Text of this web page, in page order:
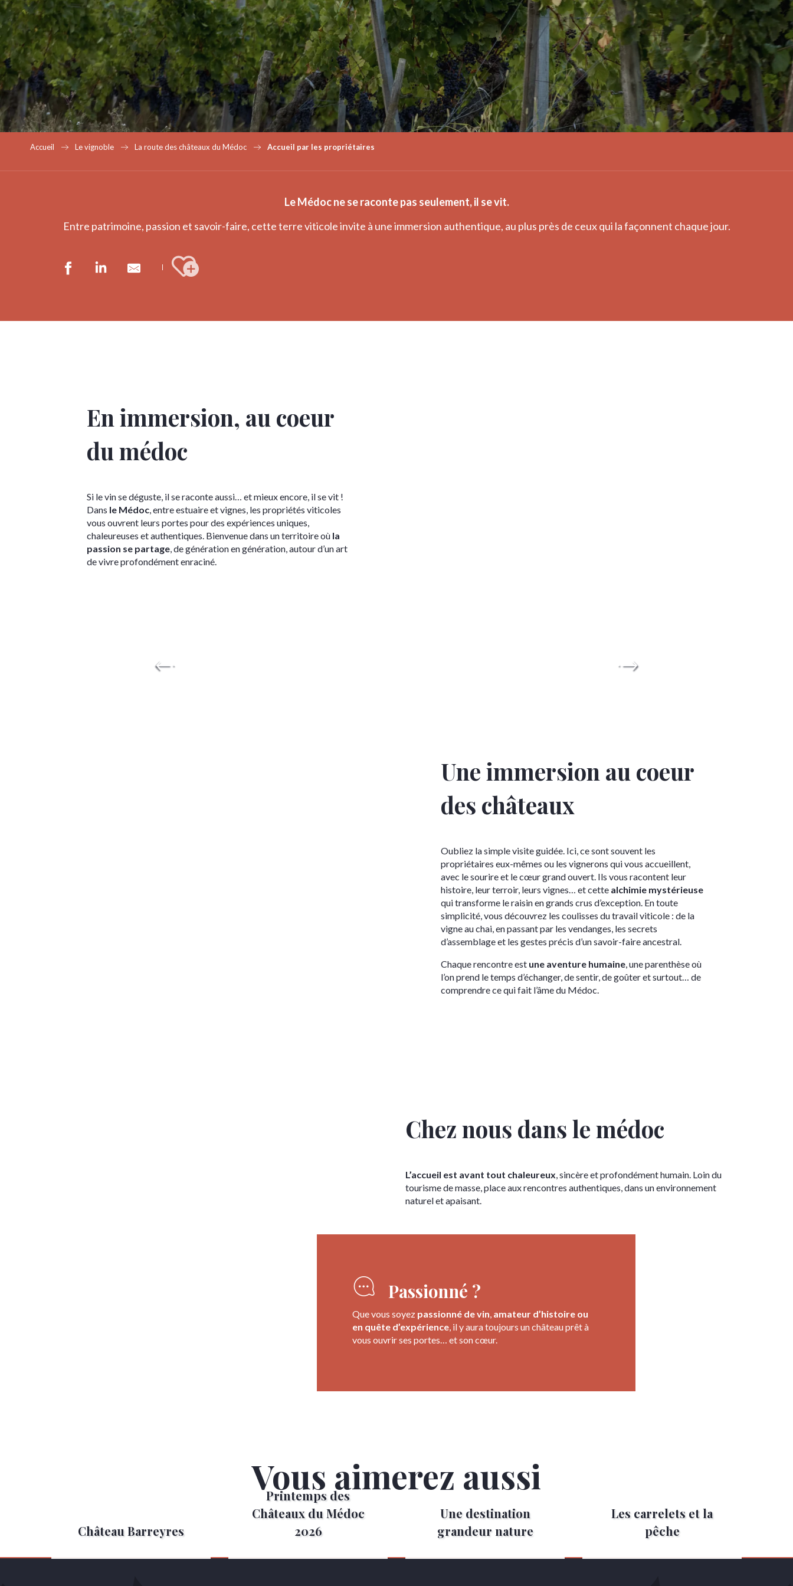
Accueil Le vignoble La route des châteaux du Médoc Accueil par les propriétaires
Le Médoc ne se raconte pas seulement, il se vit.
Entre patrimoine, passion et savoir-faire, cette terre viticole invite à une immersion authentique, au plus près de ceux qui la façonnent chaque jour.
Ajouter aux favoris
En immersion, au coeur
du médoc
Si le vin se déguste, il se raconte aussi… et mieux encore, il se vit !
Dans le Médoc, entre estuaire et vignes, les propriétés viticoles
vous ouvrent leurs portes pour des expériences uniques,
chaleureuses et authentiques. Bienvenue dans un territoire où la
passion se partage, de génération en génération, autour d’un art
de vivre profondément enraciné.
Une immersion au coeur
des châteaux
Oubliez la simple visite guidée. Ici, ce sont souvent les
propriétaires eux-mêmes ou les vignerons qui vous accueillent,
avec le sourire et le cœur grand ouvert. Ils vous racontent leur
histoire, leur terroir, leurs vignes… et cette alchimie mystérieuse
qui transforme le raisin en grands crus d’exception. En toute
simplicité, vous découvrez les coulisses du travail viticole : de la
vigne au chai, en passant par les vendanges, les secrets
d’assemblage et les gestes précis d’un savoir-faire ancestral.
Chaque rencontre est une aventure humaine, une parenthèse où
l’on prend le temps d’échanger, de sentir, de goûter et surtout… de
comprendre ce qui fait l’âme du Médoc.
Chez nous dans le médoc
L’accueil est avant tout chaleureux, sincère et profondément humain. Loin du
tourisme de masse, place aux rencontres authentiques, dans un environnement
naturel et apaisant.
Passionné ?
Que vous soyez passionné de vin, amateur d’histoire ou
en quête d’expérience, il y aura toujours un château prêt à
vous ouvrir ses portes… et son cœur.
Vous aimerez aussi
Château Barreyres
Printemps des
Châteaux du Médoc
2026
Une destination
grandeur nature
Les carrelets et la
pêche